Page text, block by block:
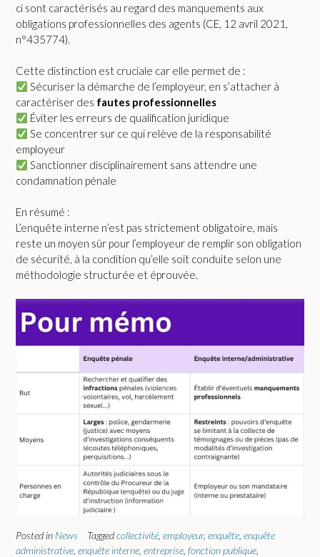
ci sont caractérisés au regard des manquements aux
obligations professionnelles des agents (CE, 12 avril 2021,
n°435774).
Cette distinction est cruciale car elle permet de :
Sécuriser la démarche de l’employeur, en s’attacher à
caractériser des fautes professionnelles
Éviter les erreurs de qualification juridique
Se concentrer sur ce qui relève de la responsabilité
employeur
Sanctionner disciplinairement sans attendre une
condamnation pénale
En résumé :
L’enquête interne n’est pas strictement obligatoire, mais
reste un moyen sûr pour l’employeur de remplir son obligation
de sécurité, à la condition qu’elle soit conduite selon une
méthodologie structurée et éprouvée.
Posted in News Taggedcollectivité employeur, enquête enquête
administrative enquête interne entreprise fonction publique